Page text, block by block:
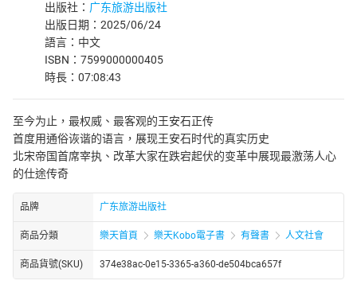
出版社： 广东旅游出版社
出版日期：2025/06/24
語言：中文
ISBN：7599000000405
時長：07:08:43
至今为止，最权威、最客观的王安石正传
首度用通俗诙谐的语言，展现王安石时代的真实历史
北宋帝国首席宰执、改革大家在跌宕起伏的变革中展现最激荡人心
的仕途传奇
品牌 广东旅游出版社
商品分類 樂天首頁 樂天Kobo電子書 有聲書 人文社會
商品貨號(SKU) 374e38ac-0e15-3365-a360-de504bca657f